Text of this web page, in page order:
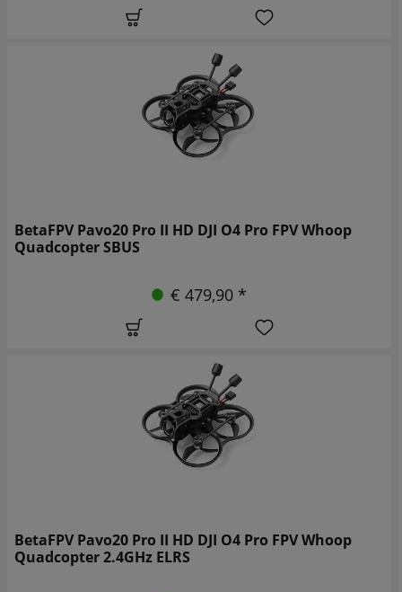
BetaFPV Pavo20 Pro II HD DJI O4 Pro FPV Whoop
Quadcopter SBUS
€ 479,90 *
BetaFPV Pavo20 Pro II HD DJI O4 Pro FPV Whoop
Quadcopter 2.4GHz ELRS